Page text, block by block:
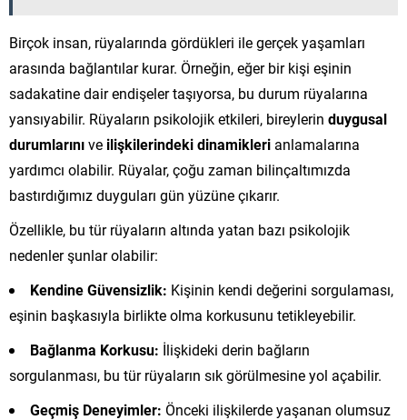
Birçok insan, rüyalarında gördükleri ile gerçek yaşamları
arasında bağlantılar kurar. Örneğin, eğer bir kişi eşinin
sadakatine dair endişeler taşıyorsa, bu durum rüyalarına
yansıyabilir. Rüyaların psikolojik etkileri, bireylerin duygusal
durumlarınıve ilişkilerindeki dinamikleri anlamalarına
yardımcı olabilir. Rüyalar, çoğu zaman bilinçaltımızda
bastırdığımız duyguları gün yüzüne çıkarır.
Özellikle, bu tür rüyaların altında yatan bazı psikolojik
nedenler şunlar olabilir:
Kendine Güvensizlik: Kişinin kendi değerini sorgulaması,
eşinin başkasıyla birlikte olma korkusunu tetikleyebilir.
Bağlanma Korkusu: İlişkideki derin bağların
sorgulanması, bu tür rüyaların sık görülmesine yol açabilir.
Geçmiş Deneyimler: Önceki ilişkilerde yaşanan olumsuz